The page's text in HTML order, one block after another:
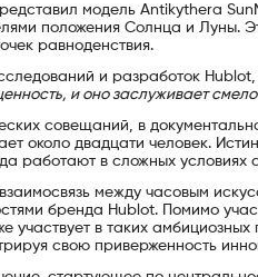
модель Antikythera
положения Солнца и Луны.
равноденствия.
и разработок Hublot,
и оно заслуживает
совещаний, в
около двадцати человек.
работают в сложных
между часовым
бренда Hublot. Помимо
участвует в таких
свою приверженность